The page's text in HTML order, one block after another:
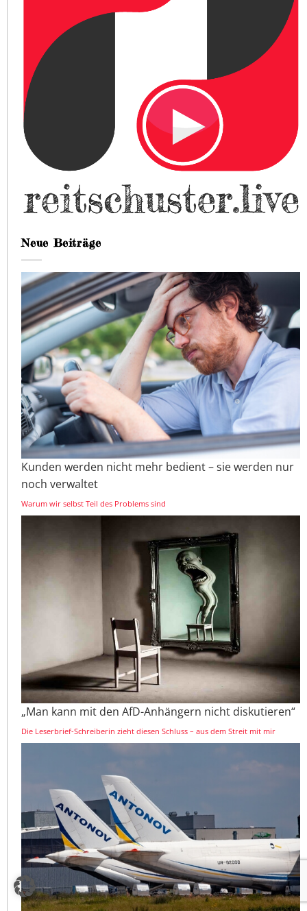
Neue Beiträge
Kunden werden nicht mehr bedient – sie werden nur
noch verwaltet
Warum wir selbst Teil des Problems sind
„Man kann mit den AfD-Anhängern nicht diskutieren“
Die Leserbrief-Schreiberin zieht diesen Schluss – aus dem Streit mit mir